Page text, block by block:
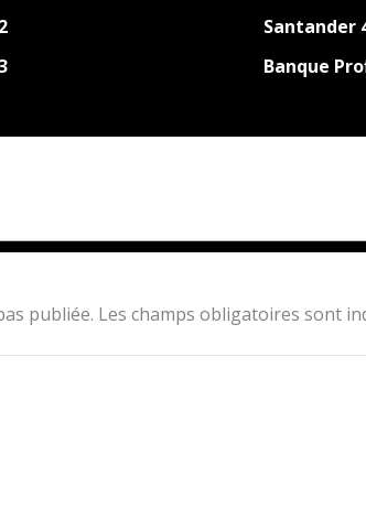
Santander
Banque
publiée. Les champs obligatoires sont